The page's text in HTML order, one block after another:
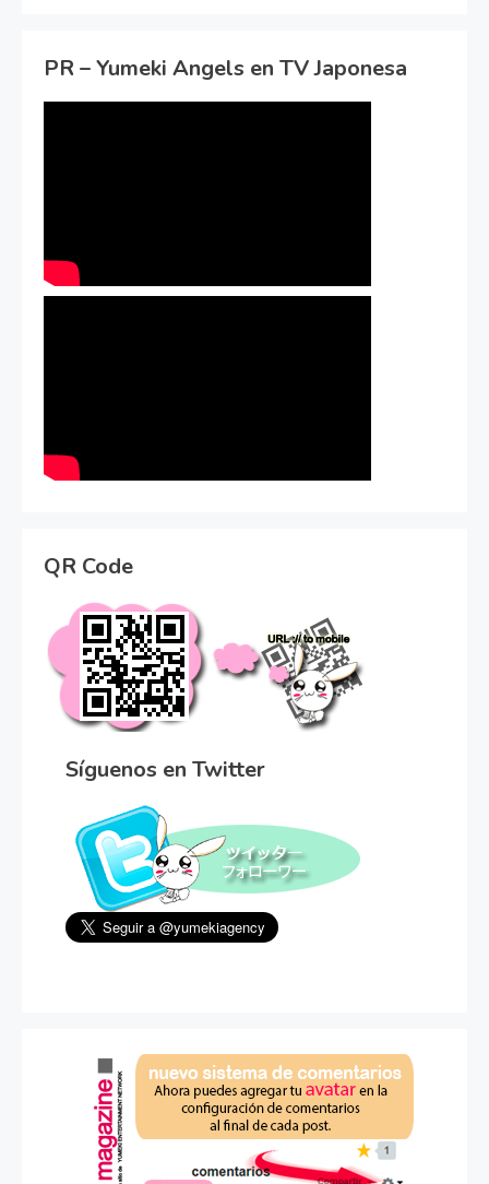
PR – Yumeki Angels en TV Japonesa
QR Code
Síguenos en Twitter